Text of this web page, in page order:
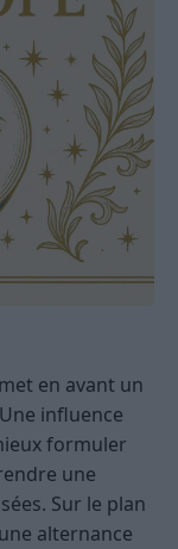
en avant un
influence
formuler
une
Sur le plan
alternance